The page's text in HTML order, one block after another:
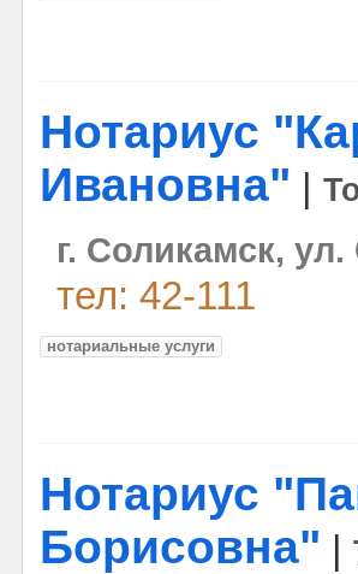
Нотариус
Ивановна"
г. Соликамск,
тел: 42-111
нотариальные услуги
Нотариус
Борисовна"